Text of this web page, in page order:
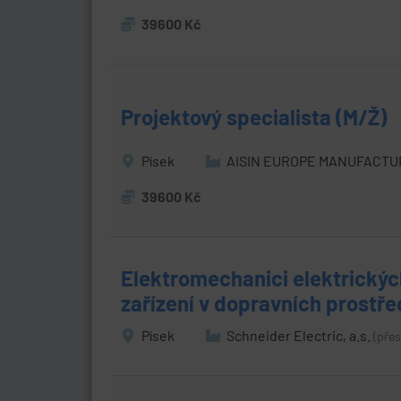
39600 Kč
Projektový specialista (M/Ž)
Písek AISIN EUROPE
39600 Kč
Elektromechanici
zařízení v dopravních
Písek Schneider Electric, a.s.